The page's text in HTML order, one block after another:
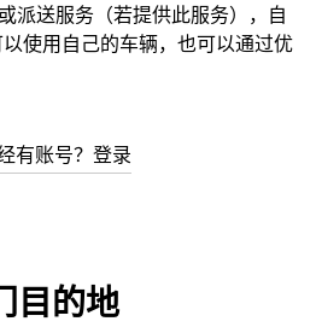
派送服务（若提供此服务），自
使用自己的车辆，也可以通过优
有账号？登录
目的地